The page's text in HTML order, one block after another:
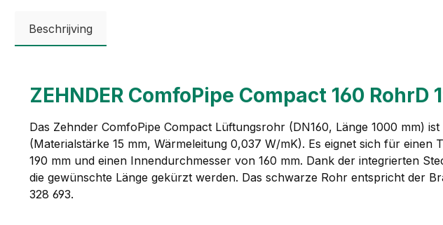
Beschrijving
ZEHNDER ComfoPipe Compact 160 RohrD
Das Zehnder ComfoPipe Compact Lüftungsrohr (DN160, Länge 1000 mm)
(Materialstärke 15 mm, Wärmeleitung 0,037 W/mK). Es eignet sich für
190 mm und einen Innendurchmesser von 160 mm. Dank der integrierten
die gewünschte Länge gekürzt werden. Das schwarze Rohr entspricht der
328 693.